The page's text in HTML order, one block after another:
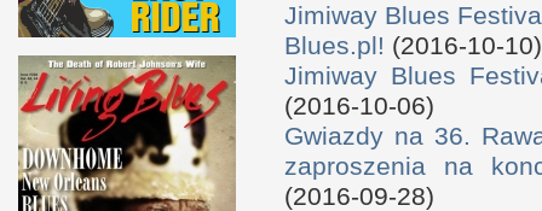
Jimiway Blues
Blues.pl! (2016-10-10)
Jimiway Blues
(2016-10-06)
Gwiazdy na 36.
zaproszenia na
(2016-09-28)